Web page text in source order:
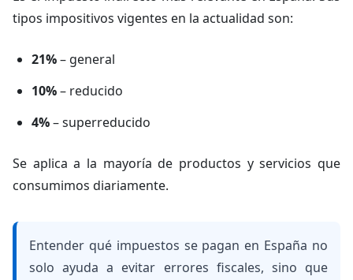
tipos impositivos vigentes en la actualidad son:
21%– general
10%– reducido
4%– superreducido
Se aplica a la mayoría de productos y servicios que
consumimos diariamente.
Entender qué impuestos se pagan en España no
solo ayuda a evitar errores fiscales, sino que